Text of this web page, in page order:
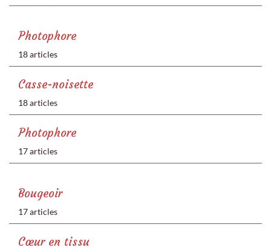
Photophore
18 articles
Casse-noisette
18 articles
Photophore
17 articles
Bougeoir
17 articles
Cœur en tissu